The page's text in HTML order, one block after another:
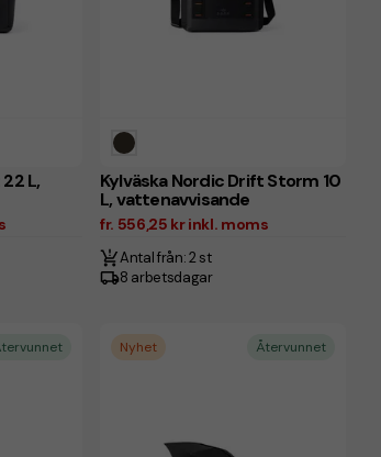
L,
Kylväska Nordic Drift Storm 10
L, vattenavvisande
fr. 556,25 kr inkl. moms
Antal från: 2 st
8 arbetsdagar
Nyhet Återvunnet